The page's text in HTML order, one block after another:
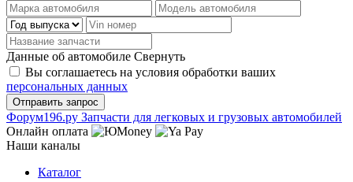
Данные об автомобиле Свернуть
Вы соглашаетесь на условия обработки ваших
персональных данных
Фoрум196.ру Запчасти для легковых и грузовых автомобилей
Онлайн оплата
Наши каналы
Каталог